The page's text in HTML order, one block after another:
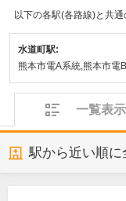
以下の各駅(各路線)と共
水道町駅:
熊本市電A系統,熊本市電
一覧表示
駅から近い順に